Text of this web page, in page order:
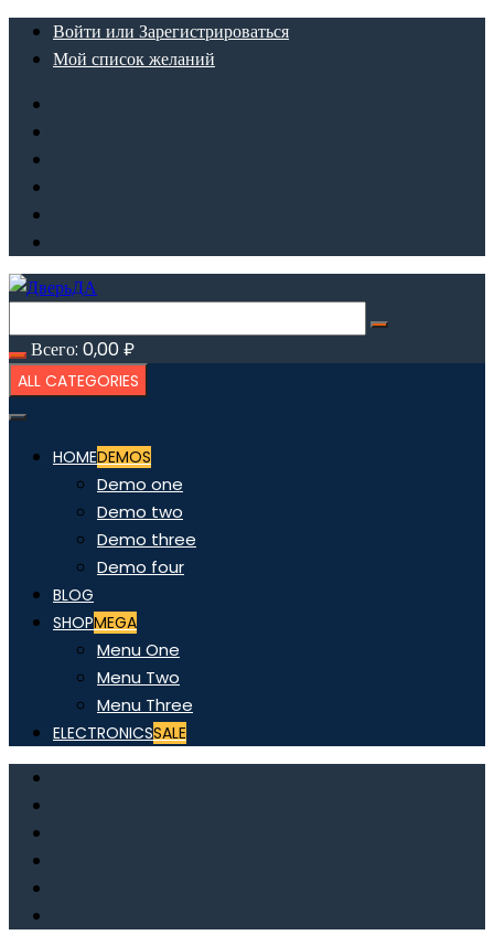
ПерейтиВойти или Зарегистрироваться
Мой список желаний
Всего: 0,00₽
ALL CATEGORIES
HOMEDEMOS
Demo one
Demo two
Demo three
Demo four
BLOG
SHOPMEGA
Menu One
Menu Two
Menu Three
ELECTRONICSSALE